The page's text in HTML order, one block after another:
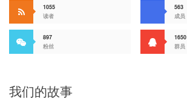
1055
读者
563
成员
897
粉丝
1650
群员
我们的故事